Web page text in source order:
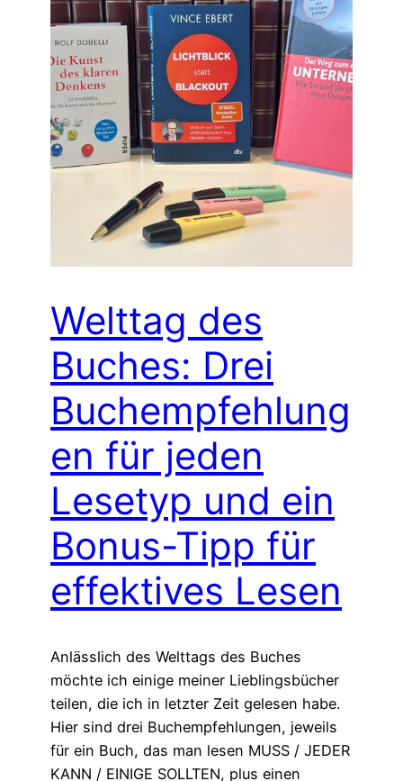
Welttag des
Buches: Drei
Buchempfehlung
en für jeden
Lesetyp und ein
Bonus-Tipp für
effektives Lesen
Anlässlich des Welttags des Buches
möchte ich einige meiner Lieblingsbücher
teilen, die ich in letzter Zeit gelesen habe.
Hier sind drei Buchempfehlungen, jeweils
für ein Buch, das man lesen MUSS / JEDER
KANN / EINIGE SOLLTEN, plus einen